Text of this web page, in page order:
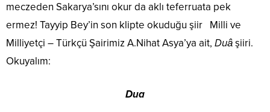
meczeden Sakarya’sını okur da aklı teferruata pek
ermez! Tayyip Bey’in son klipte okuduğu şiir Milli ve
Milliyetçi – Türkçü Şairimiz A.Nihat Asya’ya ait, Duâşiiri.
Okuyalım:
Dua